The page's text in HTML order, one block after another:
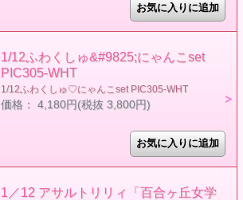
1/12ふわくしゅ&#9825;にゃんこset
PIC305-WHT
1/12ふわくしゅ♡にゃんこset PIC305-WHT
価格： 4,180円(税抜 3,800円)
1／12 アサルトリリィ「百合ヶ丘女学